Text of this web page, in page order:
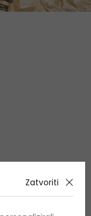
Zatvoriti